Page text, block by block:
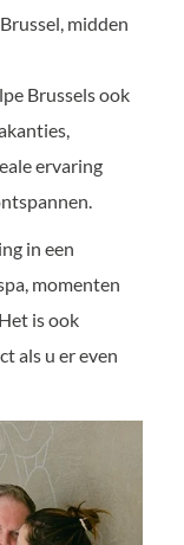
midden
Brussels ook
ervaring
in een
momenten
is ook
als u er even